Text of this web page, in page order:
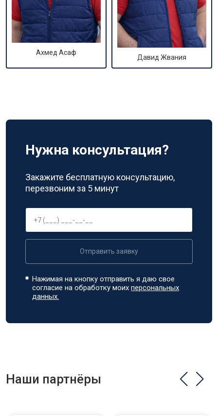
Ахмед Асаф
Давид Жвания
Нужна консультация?
Закажите бесплатную консультацию,
перезвоним за 5 минут
Отправить заявку
Нажимая на кнопку отправить я даю свое
согласие на обработку моихперсональных
данных.
Наши партнёры